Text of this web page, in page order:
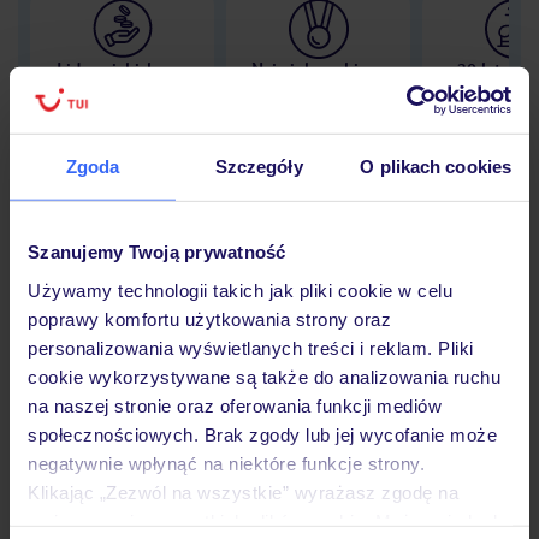
Zgoda Szczegóły O plikach cookies
Szanujemy Twoją prywatność
Używamy technologii takich jak pliki cookie w celu
poprawy komfortu użytkowania strony oraz
personalizowania wyświetlanych treści i reklam. Pliki
cookie wykorzystywane są także do analizowania ruchu
na naszej stronie oraz oferowania funkcji mediów
społecznościowych. Brak zgody lub jej wycofanie może
negatywnie wpłynąć na niektóre funkcje strony.
Klikając „Zezwól na wszystkie” wyrażasz zgodę na
Lider niskich cen
Największe biuro
30 lat w
Hotel
Opinie
Pokoje